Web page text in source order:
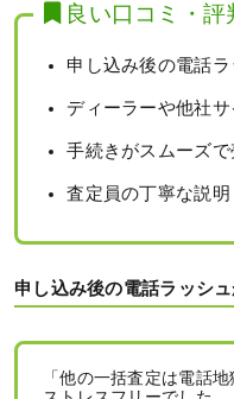
良い口コミ・評
申し込み後の電話
ディーラーや他社
手続きがスムーズ
査定員の丁寧な説
申し込み後の電話ラッシ
「他の一括査定は電話